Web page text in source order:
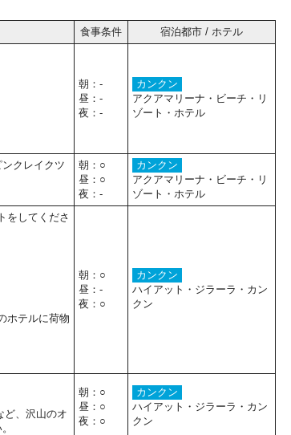
食事条件
宿泊都市 / ホテル
朝：-
昼：-
夜：-
カンクン
アクアマリーナ・ビーチ・リ
ゾート・ホテル
クレイクツ
朝：○
昼：○
夜：-
カンクン
アクアマリーナ・ビーチ・リ
ゾート・ホテル
をしてくださ
ホテルに荷物
朝：○
昼：-
夜：○
カンクン
ハイアット・ジラーラ・カン
クン
ど、沢山のオ
朝：○
昼：○
夜：○
カンクン
ハイアット・ジラーラ・カン
クン